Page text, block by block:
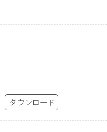
ダウンロード